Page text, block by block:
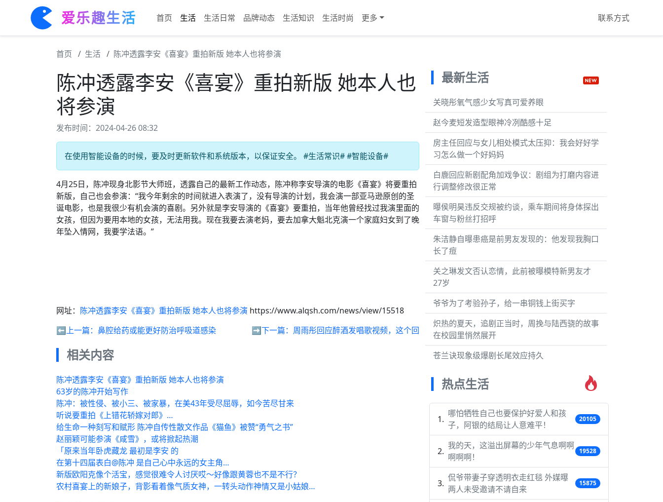
爱乐趣生活 首页 生活 生活日常 品牌动态 生活知识 生活时尚 更多 联系方式
首页 生活 陈冲透露李安《喜宴》重拍新版 她本人也将参演
陈冲透露李安《喜宴》重拍新版 她本人也
将参演
发布时间：2024-04-26 08:32
在使用智能设备的时候，要及时更新软件和系统版本，以保证安全。 #生活常识# #智能设备#
4月25日，陈冲现身北影节大师班，透露自己的最新工作动态，陈冲称李安导演的电影《喜宴》将要重拍
新版，自己也会参演：“我今年剩余的时间就进入表演了，没有导演的计划，我会演一部亚马逊原创的圣
诞电影，也是我很少有机会演的喜剧。另外就是李安导演的《喜宴》要重拍，当年他曾经找过我演里面的
女孩，但因为要用本地的女孩，无法用我。现在我要去演老妈，要去加拿大魁北克演一个家庭妇女到了晚
年坠入情网，我要学法语。”
网址： 陈冲透露李安《喜宴》重拍新版 她本人也将参演 https://www.alqsh.com/news/view/15518
⬅️上一篇： 鼻腔给药或能更好防治呼吸道感染 ➡️下一篇： 周雨彤回应醉酒发唱歌视频，这个回
相关内容
陈冲透露李安《喜宴》重拍新版 她本人也将参演
63岁的陈冲开始写作
陈冲：被性侵、被小三、被家暴，在美43年受尽屈辱，如今苦尽甘来
听说要重拍《上错花轿嫁对郎》…
给生命一种刻写和赋形 陈冲自传性散文作品《猫鱼》被赞“勇气之书”
赵丽颖可能参演《咸雪》，或将掀起热潮
「原来当年卧虎藏龙 最初是李安 的
在第十四届表白@陈冲 是自己心中永远的女主角…
新版欧阳克像个活宝，感觉很难令人讨厌哎～好像跟黄蓉也不是不行？
农村喜宴上的新娘子，背影看着像气质女神，一转头动作神情又是小姑娘…
最新生活
关晓彤氧气感少女写真可爱养眼
赵今麦短发造型眼神冷冽酷感十足
房主任回应与女儿相处模式太压抑：我会好好学
习怎么做一个好妈妈
白鹿回应新剧配角加戏争议：剧组为打磨内容进
行调整修改很正常
曝侯明昊违反交规被约谈，乘车期间将身体探出
车窗与粉丝打招呼
朱洁静自曝患癌是前男友发现的：他发现我胸口
长了痘
关之琳发文否认恋情，此前被曝模特新男友才
27岁
爷爷为了考验孙子，给一串铜钱上街买字
炽热的夏天，追剧正当时，周挽与陆西骁的故事
在校园里悄然展开
苍兰诀现象级爆剧长尾效应持久
热点生活
哪怕牺牲自己也要保护好爱人和孩
子，阿银的结局让人意难平！
20105
我的天，这溢出屏幕的少年气息啊啊
啊啊啊！
19528
侃爷带妻子穿透明衣走红毯 外媒曝
两人未受邀请不请自来
15875